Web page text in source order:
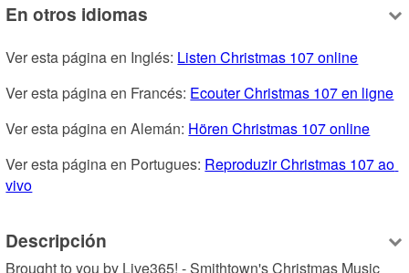
En otros idiomas
Ver esta página en Inglés: Listen Christmas 107 online
Ver esta página en Francés: Ecouter Christmas 107 en ligne
Ver esta página en Alemán: Hören Christmas 107 online
Ver esta página en Portugues: Reproduzir Christmas 107 ao
vivo
Descripción
Brought to you by Live365! - Smithtown's Christmas Music